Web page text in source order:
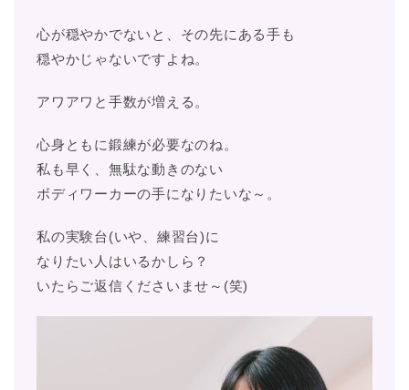
心が穏やかでないと、その先にある手も
穏やかじゃないですよね。
アワアワと手数が増える。
心身ともに鍛練が必要なのね。
私も早く、無駄な動きのない
ボディワーカーの手になりたいな～。
私の実験台(いや、練習台)に
なりたい人はいるかしら？
いたらご返信くださいませ～(笑)